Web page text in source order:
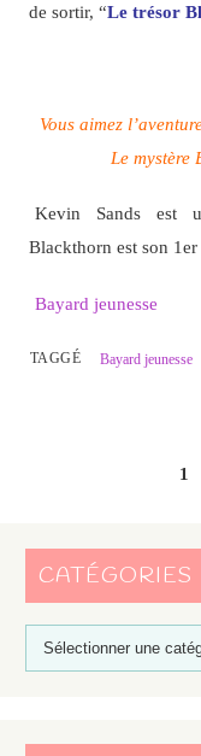
de sortir, “Le trésor
Vous aimez
Le mystère
Kevin Sands est
Blackthorn est son
Bayard jeunesse
TAGGÉ Bayard jeunesse
1
CATÉGORIES